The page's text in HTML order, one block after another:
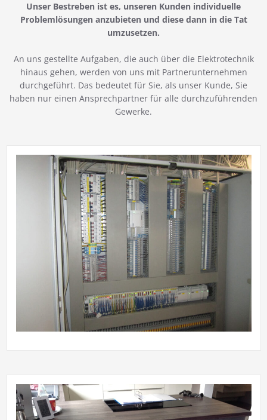
Unser Bestreben ist es, unseren Kunden individuelle
Problemlösungen anzubieten und diese dann in die Tat
umzusetzen.
An uns gestellte Aufgaben, die auch über die Elektrotechnik
hinaus gehen, werden von uns mit Partnerunternehmen
durchgeführt. Das bedeutet für Sie, als unser Kunde, Sie
haben nur einen Ansprechpartner für alle durchzuführenden
Gewerke.